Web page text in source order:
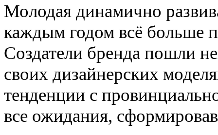
Молодая динамично
каждым годом всё больше
Создатели бренда пошли
своих дизайнерских
тенденции с
все ожидания,